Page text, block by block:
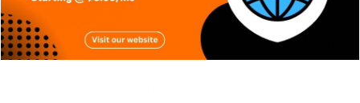
APPS GENERAL